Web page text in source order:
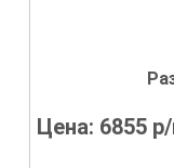
Цена: 6855